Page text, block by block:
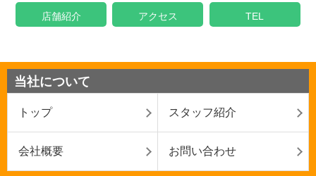
店舗紹介 アクセス TEL
当社について
トップ スタッフ紹介
会社概要 お問い合わせ